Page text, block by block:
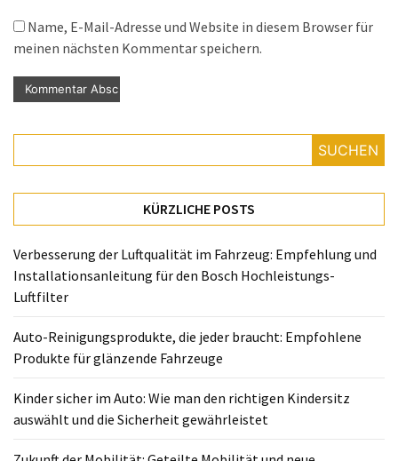
Name, E-Mail-Adresse und Website in diesem Browser für
meinen nächsten Kommentar speichern.
SUCHEN
KÜRZLICHE POSTS
Verbesserung der Luftqualität im Fahrzeug: Empfehlung und
Installationsanleitung für den Bosch Hochleistungs-
Luftfilter
Auto-Reinigungsprodukte, die jeder braucht: Empfohlene
Produkte für glänzende Fahrzeuge
Kinder sicher im Auto: Wie man den richtigen Kindersitz
auswählt und die Sicherheit gewährleistet